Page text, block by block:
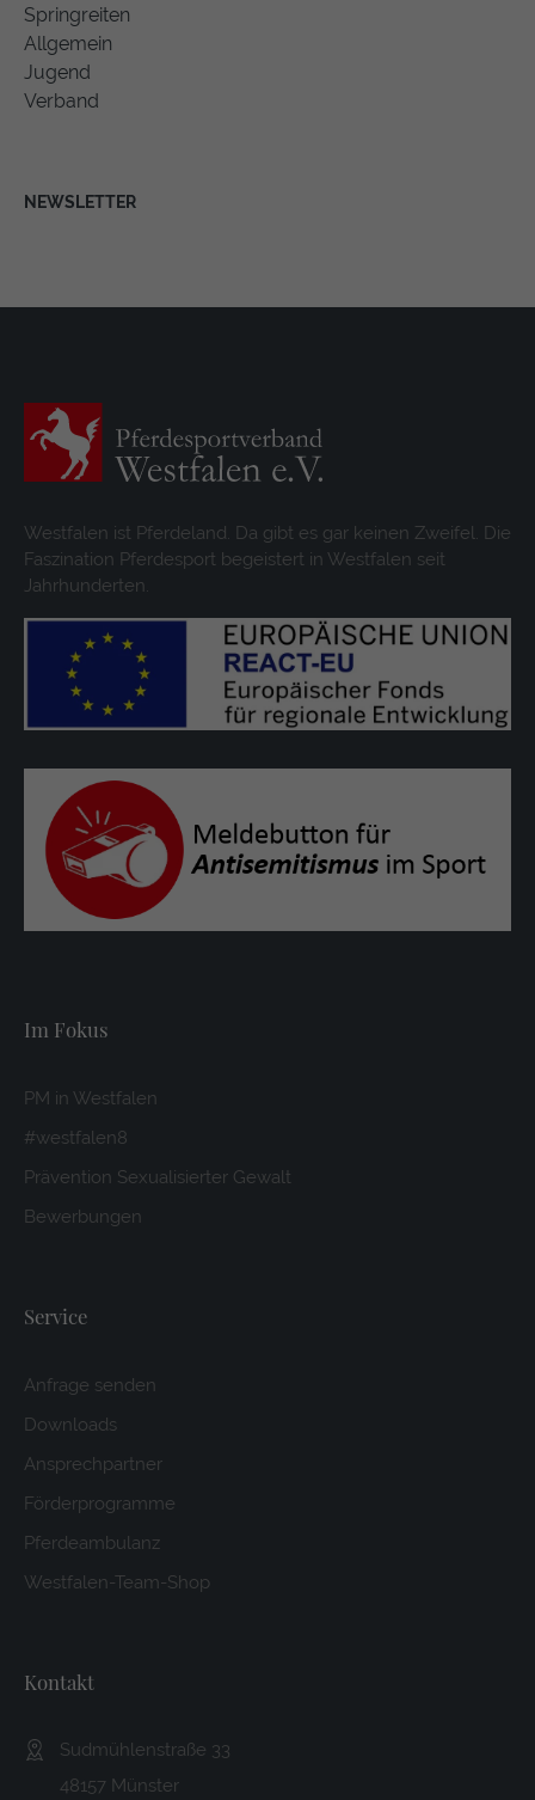
Springreiten
Allgemein
Jugend
Verband
NEWSLETTER
Westfalen ist Pferdeland. Da gibt es gar keinen Zweifel. Die
Faszination Pferdesport begeistert in Westfalen seit
Jahrhunderten.
Im Fokus
PM in Westfalen
#westfalen8
Prävention Sexualisierter Gewalt
Bewerbungen
Service
Anfrage senden
Downloads
Ansprechpartner
Förderprogramme
Pferdeambulanz
Westfalen-Team-Shop
Kontakt
Sudmühlenstraße 33
48157 Münster